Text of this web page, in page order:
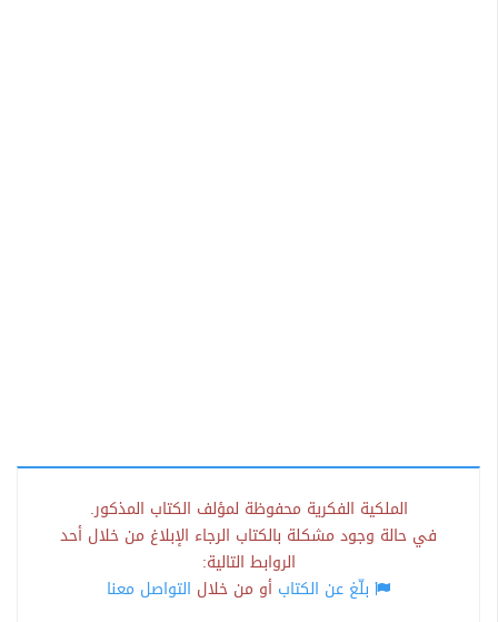
الملكية الفكرية محفوظة لمؤلف الكتاب المذكور.
في حالة وجود مشكلة بالكتاب الرجاء الإبلاغ من خلال أحد
الروابط التالية:
بلّغ عن الكتاب أو من خلال التواصل معنا